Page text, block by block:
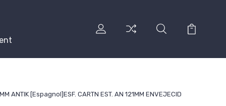
ANTIK [Espagnol]ESF. CARTN EST. AN 121MM ENVEJECID